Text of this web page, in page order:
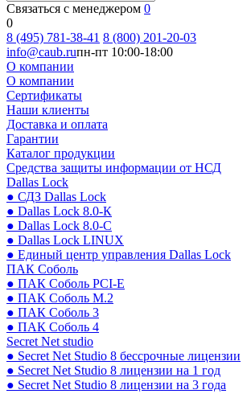
Связаться с менеджером 0
0
8 (495) 781-38-41 8 (800) 201-20-03
info@caub.ruпн-пт 10:00-18:00
О компании
О компании
Сертификаты
Наши клиенты
Доставка и оплата
Гарантии
Каталог продукции
Средства защиты информации от НСД
Dallas Lock
● СДЗ Dallas Lock
● Dallas Lock 8.0-К
● Dallas Lock 8.0-С
● Dallas Lock LINUX
● Единый центр управления Dallas Lock
ПАК Соболь
● ПАК Соболь PCI-E
● ПАК Соболь М.2
● ПАК Соболь 3
● ПАК Соболь 4
Secret Net studio
● Secret Net Studio 8 бессрочные лицензии
● Secret Net Studio 8 лицензии на 1 год
● Secret Net Studio 8 лицензии на 3 года